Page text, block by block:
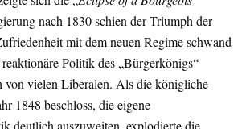
nach 1830 schien der Triumph der
mit dem neuen Regime schwand
Politik des „Bürgerkönigs“
von vielen Liberalen. Als die königliche
1848 beschloss, die eigene
deutlich auszuweiten, explodierte die